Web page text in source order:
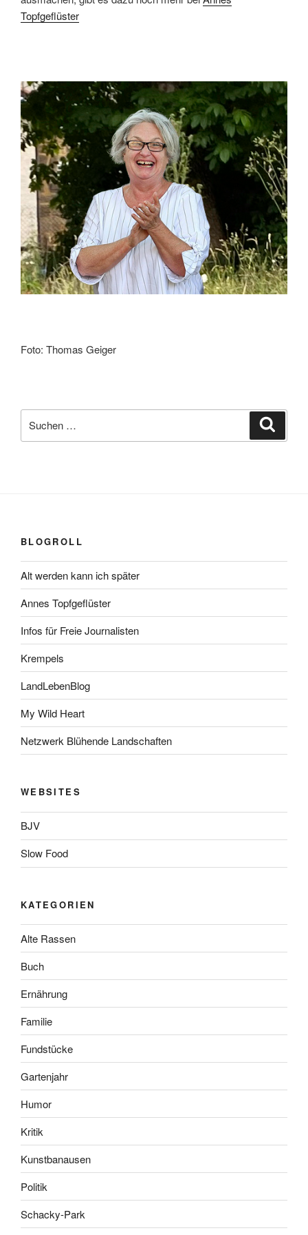
Topfgeflüster
Foto: Thomas Geiger
nach:
BLOGROLL
Alt werden kann ich später
Annes Topfgeflüster
Infos für Freie Journalisten
Krempels
LandLebenBlog
My Wild Heart
Netzwerk Blühende Landschaften
WEBSITES
BJV
Slow Food
KATEGORIEN
Alte Rassen
Buch
Ernährung
Familie
Fundstücke
Gartenjahr
Humor
Kritik
Kunstbanausen
Politik
Schacky-Park